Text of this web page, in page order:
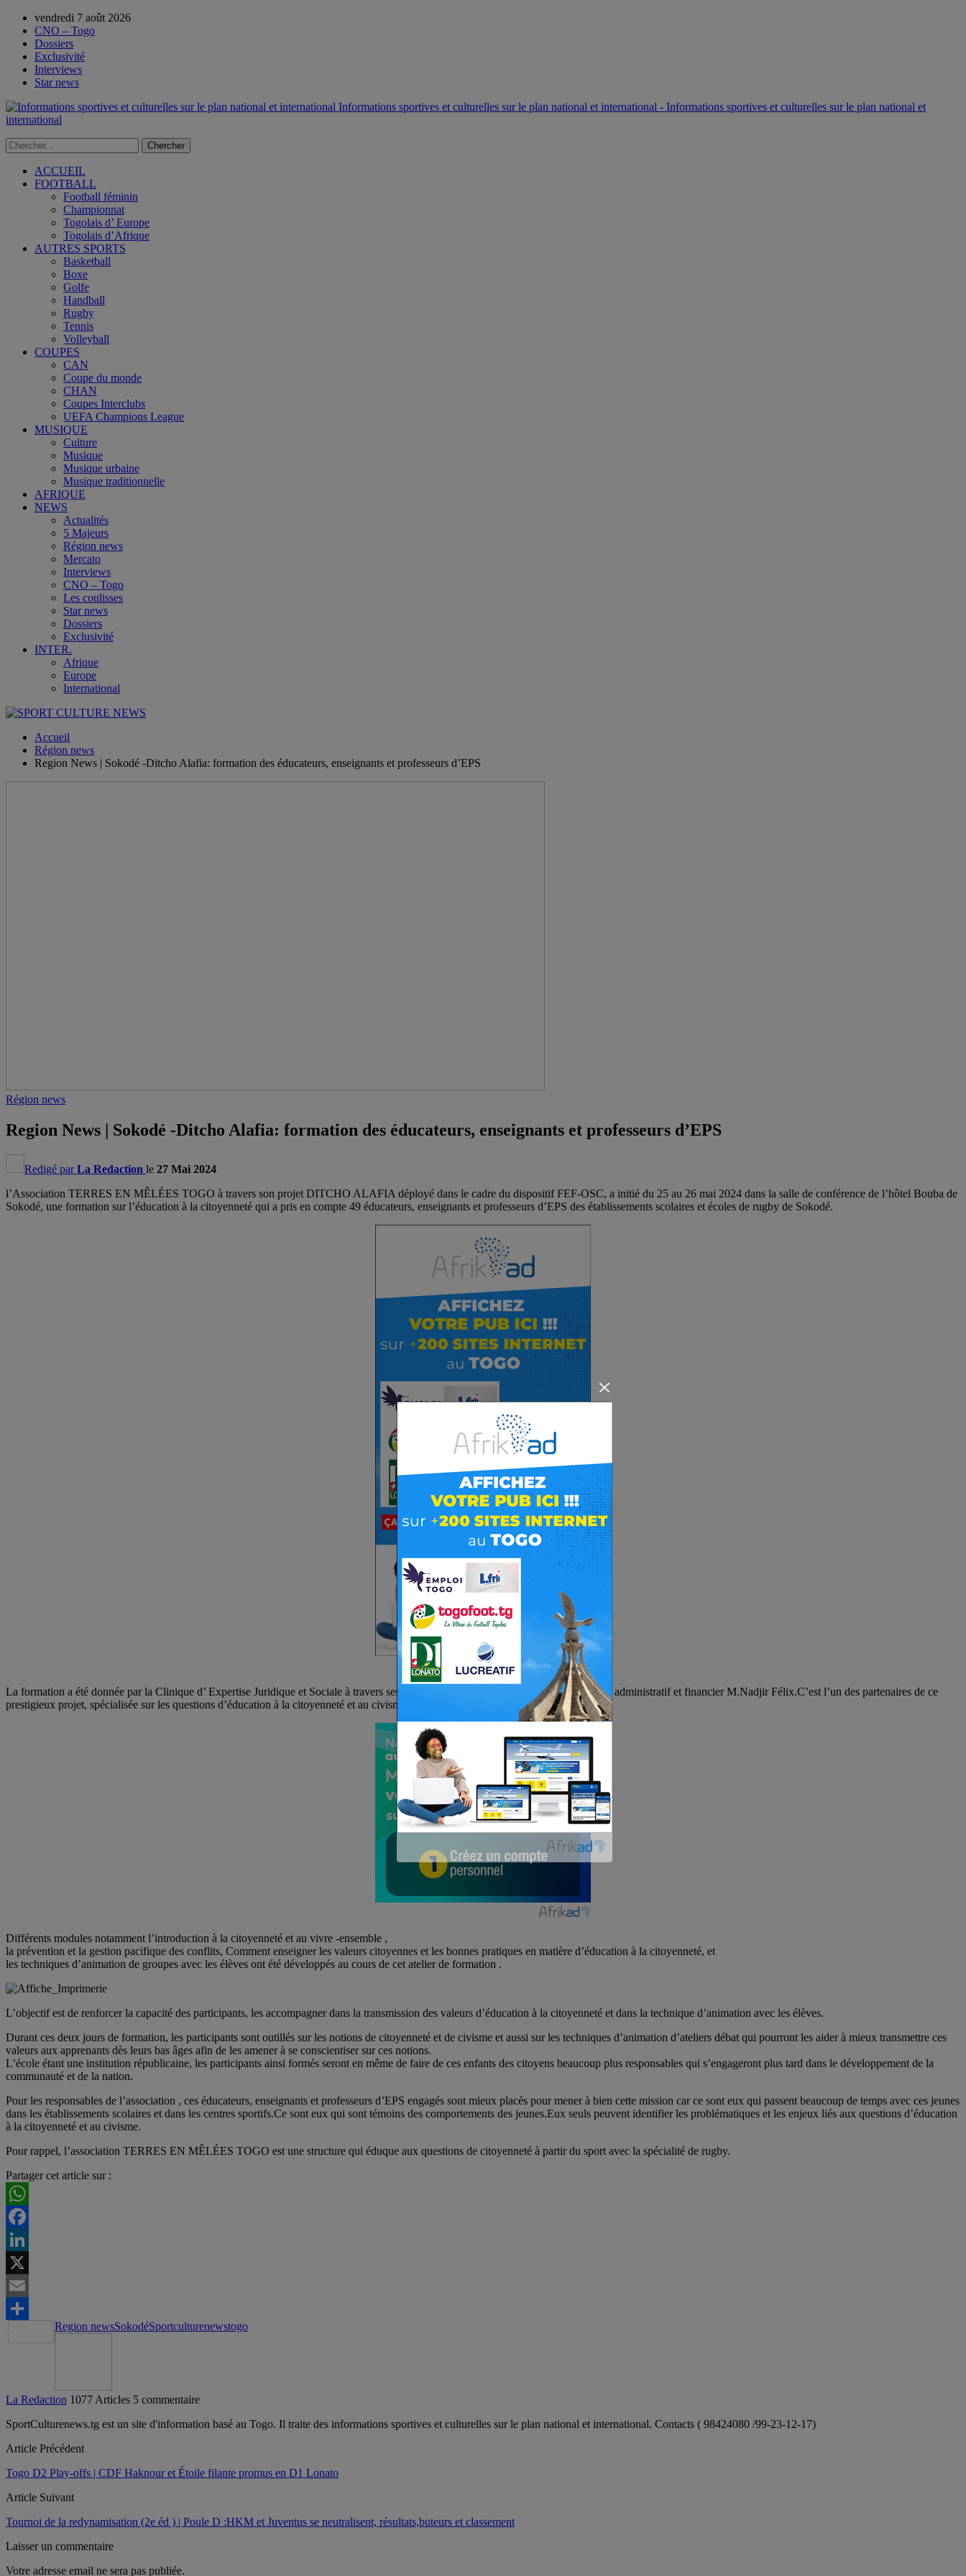
vendredi 7 août 2026
CNO – Togo
Dossiers
Exclusivité
Interviews
Star news
Informations sportives et culturelles sur le plan national et international - Informations sportives et culturelles sur le plan national et
international
ACCUEIL
FOOTBALL
Football féminin
Championnat
Togolais d’ Europe
Togolais d’Afrique
AUTRES SPORTS
Basketball
Boxe
Golfe
Handball
Rugby
Tennis
Volleyball
COUPES
CAN
Coupe du monde
CHAN
Coupes Interclubs
UEFA Champions League
MUSIQUE
Culture
Musique
Musique urbaine
Musique traditionnelle
AFRIQUE
NEWS
Actualités
5 Majeurs
Région news
Mercato
Interviews
CNO – Togo
Les coulisses
Star news
Dossiers
Exclusivité
INTER.
Afrique
Europe
International
Accueil
Région news
Region News | Sokodé -Ditcho Alafia: formation des éducateurs, enseignants et professeurs d’EPS
Région news
Region News | Sokodé -Ditcho Alafia: formation des éducateurs, enseignants et professeurs d’EPS
Redigé par La Redaction le 27 Mai 2024
l’Association TERRES EN MÊLÉES TOGO à travers son projet DITCHO ALAFIA déployé dans le cadre du dispositif FEF-OSC, a initié du 25 au 26 mai 2024 dans la salle de conférence de l’hôtel Bouba de
Sokodé, une formation sur l’éducation à la citoyenneté qui a pris en compte 49 éducateurs, enseignants et professeurs d’EPS des établissements scolaires et écoles de rugby de Sokodé.
La formation a été donnée par la Clinique d’ Expertise Juridique et Sociale à travers ses directeurs exécutif M.Tagnami Essossihame et administratif et financier M.Nadjir Félix.C’est l’un des partenaires de ce
prestigieux projet, spécialisée sur les questions d’éducation à la citoyenneté et au civisme.
Différents modules notamment l’introduction à la citoyenneté et au vivre -ensemble ,
la prévention et la gestion pacifique des conflits, Comment enseigner les valeurs citoyennes et les bonnes pratiques en matière d’éducation à la citoyenneté, et
les techniques d’animation de groupes avec les élèves ont été développés au cours de cet atelier de formation .
L’objectif est de renforcer la capacité des participants, les accompagner dans la transmission des valeurs d’éducation à la citoyenneté et dans la technique d’animation avec les élèves.
Durant ces deux jours de formation, les participants sont outillés sur les notions de citoyenneté et de civisme et aussi sur les techniques d’animation d’ateliers débat qui pourront les aider à mieux transmettre ces
valeurs aux apprenants dès leurs bas âges afin de les amener à se conscientiser sur ces notions.
L’école étant une institution républicaine, les participants ainsi formés seront en même de faire de ces enfants des citoyens beaucoup plus responsables qui s’engageront plus tard dans le développement de la
communauté et de la nation.
Pour les responsables de l’association , ces éducateurs, enseignants et professeurs d’EPS engagés sont mieux placés pour mener à bien cette mission car ce sont eux qui passent beaucoup de temps avec ces jeunes
dans les établissements scolaires et dans les centres sportifs.Ce sont eux qui sont témoins des comportements des jeunes.Eux seuls peuvent identifier les problématiques et les enjeux liés aux questions d’éducation
à la citoyenneté et au civisme.
Pour rappel, l’association TERRES EN MÊLÉES TOGO est une structure qui éduque aux questions de citoyenneté à partir du sport avec la spécialité de rugby.
Partager cet article sur :
WhatsApp
Facebook
LinkedIn
X
Email
Partager
Region newsSokodéSportculturenewstogo
La Redaction 1077 Articles 5 commentaire
SportCulturenews.tg est un site d'information basé au Togo. Il traite des informations sportives et culturelles sur le plan national et international. Contacts ( 98424080 /99-23-12-17)
Article Précédent
Togo D2 Play-offs | CDF Haknour et Étoile filante promus en D1 Lonato
Article Suivant
Tournoi de la redynamisation (2e éd ) | Poule D :HKM et Juventus se neutralisent, résultats,buteurs et classement
Laisser un commentaire
Votre adresse email ne sera pas publiée.